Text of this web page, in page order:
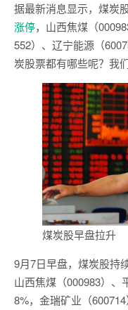
据最新消息显示，煤炭
涨停，山西焦煤（
552）、辽宁能源（
炭股票都有哪些呢？我
煤炭股早盘拉升
9月7日早盘，煤炭股持
山西焦煤（000983）、
8%，金瑞矿业（